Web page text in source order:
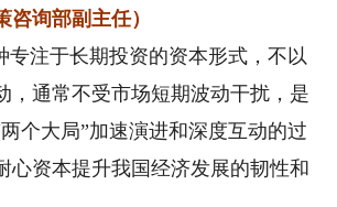
询部副主任）
注于长期投资的资本形式，不以
，通常不受市场短期波动干扰，是
个大局”加速演进和深度互动的过
心资本提升我国经济发展的韧性和